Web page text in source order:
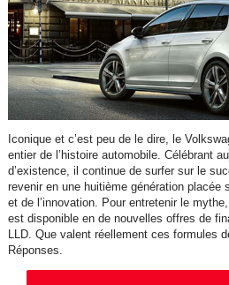
Iconique et c’est peu de le dire, le
entier de l’histoire automobile. Célébrant
d’existence, il continue de surfer sur le
revenir en une huitième génération placée
et de l’innovation. Pour entretenir le
est disponible en de nouvelles offres de
LLD. Que valent réellement ces formules
Réponses.